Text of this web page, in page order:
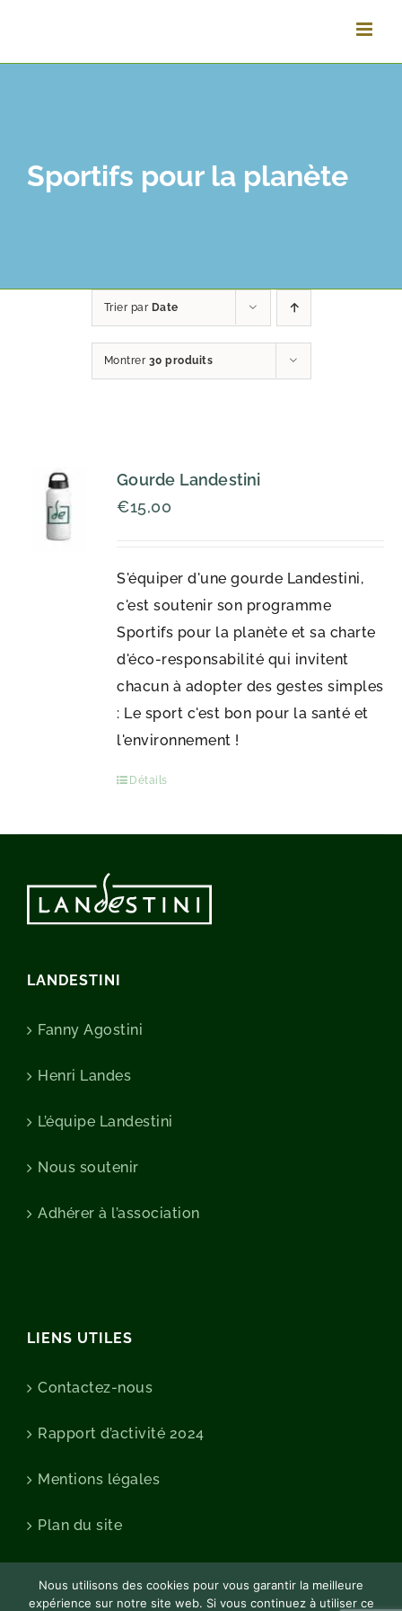
contenu
Sportifs pour la planète
Trier par Date
Montrer 30 produits
Gourde Landestini
€15,00
S'équiper d'une gourde Landestini,
c'est soutenir son programme
Sportifs pour la planète et sa charte
d'éco-responsabilité qui invitent
chacun à adopter des gestes simples
: Le sport c'est bon pour la santé et
l'environnement !
Détails
LANDESTINI
Fanny Agostini
Henri Landes
L’équipe Landestini
Nous soutenir
Adhérer à l’association
LIENS UTILES
Contactez-nous
Rapport d’activité 2024
Mentions légales
Plan du site
Nous utilisons des cookies pour vous garantir la meilleure
expérience sur notre site web. Si vous continuez à utiliser ce